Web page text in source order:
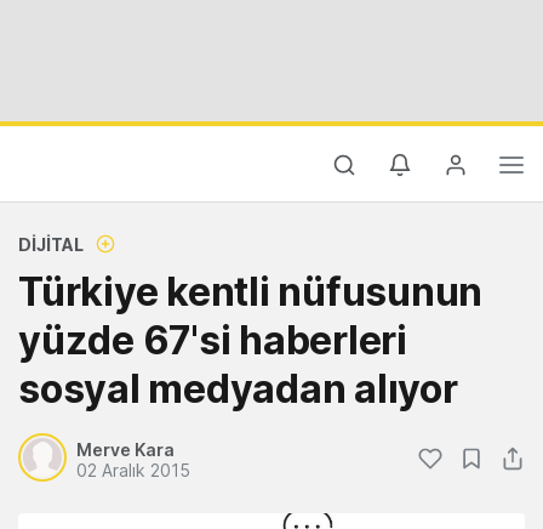
DIJITAL
Türkiye kentli nüfusunun
yüzde 67'si haberleri
sosyal medyadan alıyor
Merve Kara
02 Aralık 2015